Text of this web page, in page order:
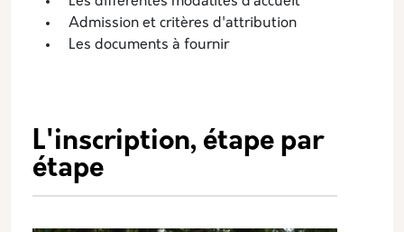
Admission et critères d'attribution
Les documents à fournir
L'inscription, étape par
étape